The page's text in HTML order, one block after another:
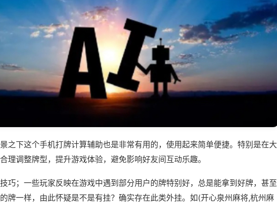
之下这个手机打牌计算辅助也是非常有用的，使用起来简单便捷。特别是在大
理调整牌型，提升游戏体验，避免影响好友间互动乐趣。
巧；一些玩家反映在游戏中遇到部分用户的牌特别好，总是能拿到好牌，甚至
牌一样，由此怀疑是不是有挂？确实存在此类外挂。如(开心泉州麻将,杭州麻